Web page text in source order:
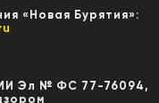
«Новая Бурятия»:
Эл № ФС 77-76094,